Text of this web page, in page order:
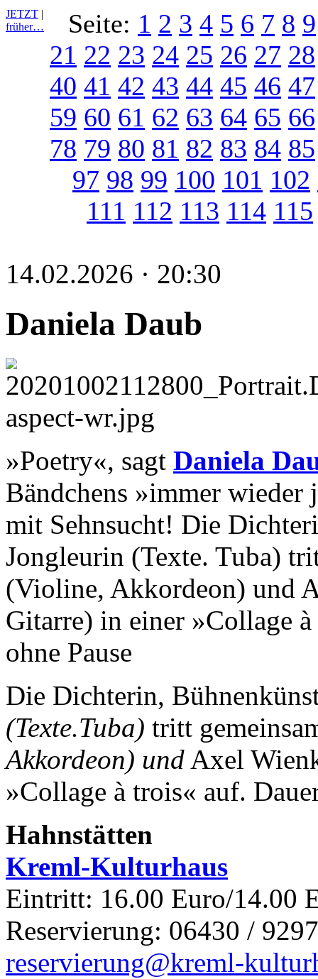
JETZT |
früher…
Seite: 1 2 3 4 5 6 7 8 9
21 22 23 24 25 26 27 28
40 41 42 43 44 45 46 47
59 60 61 62 63 64 65 66
78 79 80 81 82 83 84 85
97 98 99 100 101 102
111 112 113 114 115
14.02.2026 · 20:30
Daniela Daub
»Poetry«, sagt Daniela
Bändchens »immer wieder
mit Sehnsucht! Die
Jongleurin (Texte. Tuba)
(Violine, Akkordeon) und
Gitarre) in einer »Collage
ohne Pause
Die Dichterin,
(Texte.Tuba) tritt
Akkordeon) und Axel
»Collage à trois« auf.
Hahnstätten
Kreml-Kulturhaus
Eintritt: 16.00 Euro/14.00
Reservierung: 06430 /
reservierung@kreml-